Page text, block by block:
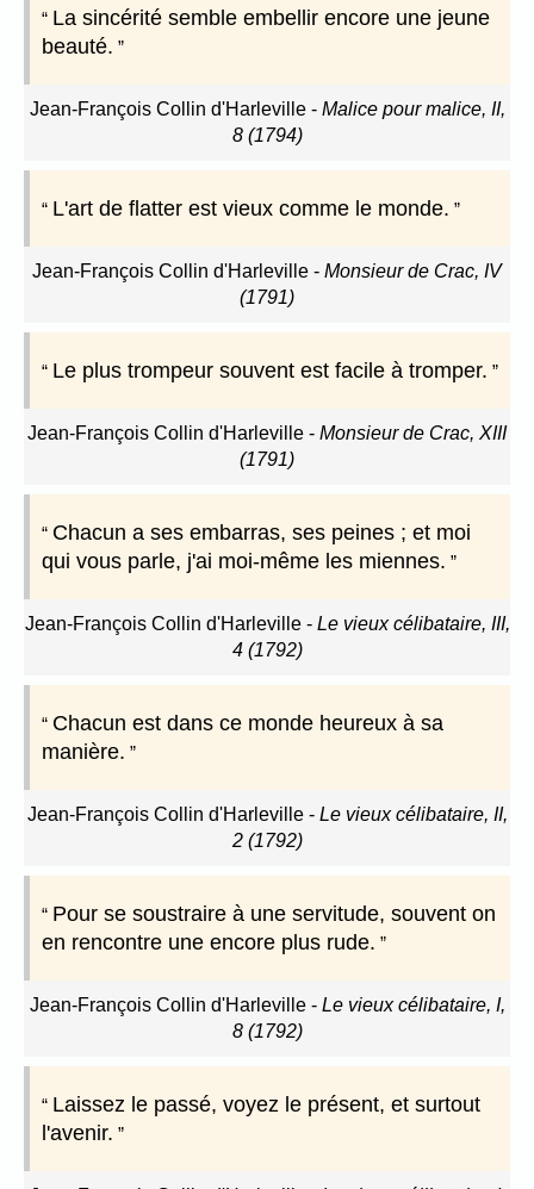
La sincérité semble embellir encore une jeune
beauté.
Jean-François Collin d'Harleville- Malice pour malice, II,
8 (1794)
L'art de flatter est vieux comme le monde.
Jean-François Collin d'Harleville - Monsieur de Crac, IV
(1791)
Le plus trompeur souvent est facile à tromper.
Jean-François Collin d'Harleville - Monsieur de Crac, XIII
(1791)
Chacun a ses embarras, ses peines ; et moi
qui vous parle, j'ai moi-même les miennes.
Jean-François Collin d'Harleville- Le vieux célibataire, III,
4 (1792)
Chacun est dans ce monde heureux à sa
manière.
Jean-François Collin d'Harleville- Le vieux célibataire, II,
2 (1792)
Pour se soustraire à une servitude, souvent on
en rencontre une encore plus rude.
Jean-François Collin d'Harleville- Le vieux célibataire, I,
8 (1792)
Laissez le passé, voyez le présent, et surtout
l'avenir.